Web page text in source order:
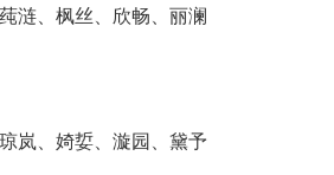
涟、枫丝、欣畅、丽澜
岚、婍娎、漩园、黛予